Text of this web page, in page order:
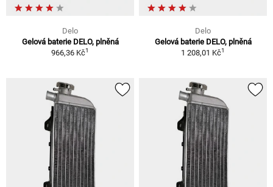
Delo
Gelová baterie DELO, plněná
966,36 Kč1
Delo
Gelová baterie DELO, plněná
1 208,01 Kč1